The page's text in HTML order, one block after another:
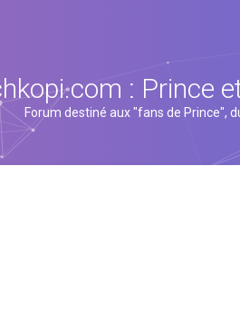
: Prince
Forum destiné aux "fans de Prince",